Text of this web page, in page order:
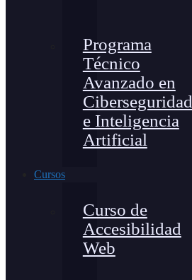
Programa
Técnico
Avanzado en
Ciberseguridad
e Inteligencia
Artificial
Cursos
Curso de
Accesibilidad
Web